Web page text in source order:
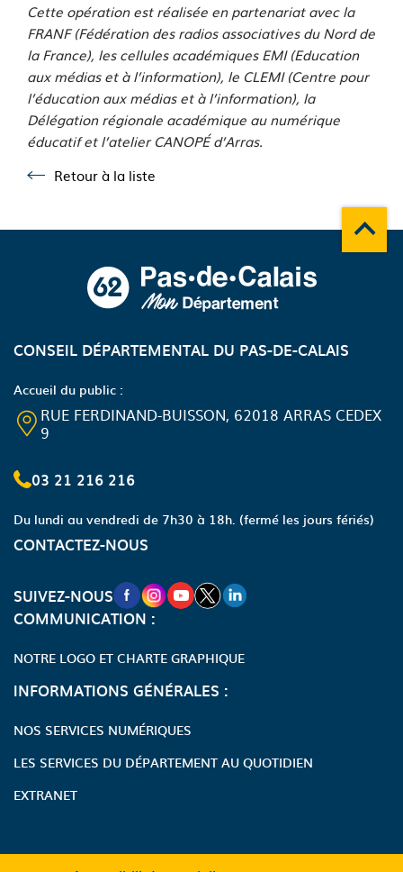
Cette opération est réalisée en partenariat avec la
FRANF (Fédération des radios associatives du Nord de
la France), les cellules académiques EMI (Education
aux médias et à l’information), le CLEMI (Centre pour
l’éducation aux médias et à l’information), la
Délégation régionale académique au numérique
éducatif et l’atelier CANOPÉd’Arras.
Retour à la liste
Retour à la liste
CONSEIL DÉPARTEMENTAL DU PAS-DE-CALAIS
Accueil du public :
RUE FERDINAND-BUISSON, 62018 ARRAS CEDEX
9
03 21 216 216
Du lundi au vendredi de 7h30 à 18h. (fermé les jours fériés)
CONTACTEZ-NOUS
SUIVEZ-NOUSNOUVELLE FENÊTRE VERS LA PAGE
NOUVELLE FENÊTRE VERS LA
NOUVELLE FENÊTRE VERS LA
NOUVELLE FENÊTRE VERS
NOUVELLE FENÊTRE
COMMUNICATION :
NOTRE LOGO ET CHARTE GRAPHIQUE
INFORMATIONS GÉNÉRALES :
NOS SERVICES NUMÉRIQUES
LES SERVICES DU DÉPARTEMENT AU QUOTIDIEN
EXTRANET